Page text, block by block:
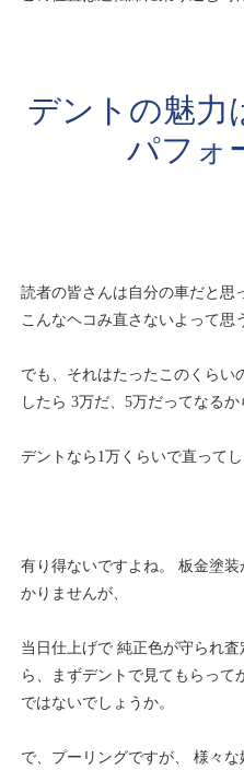
デントの魅力
パフォ
読者の皆さんは自分の車だと思
こんなヘコみ直さないよって思
でも、それはたったこのくらい
したら 3万だ、5万だってなる
デントなら1万くらいで直ってし
有り得ないですよね。 板金塗
かりませんが、
当日仕上げで 純正色が守られ
ら、まずデントで見てもらって
ではないでしょうか。
で、プーリングですが、 様々